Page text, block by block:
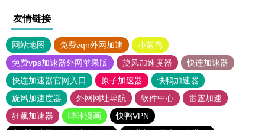
友情链接
网站地图 免费vqn外网加速
小蓝鸟
免费vps加速器外网苹果版
旋风加速度器
快连加速器
快连加速器官网入口
原子加速器
快鸭加速器
旋风加速度器
外网网址导航 软件中心
雷霆加速
狂飙加速器
哔咔漫画
快鸭VPN